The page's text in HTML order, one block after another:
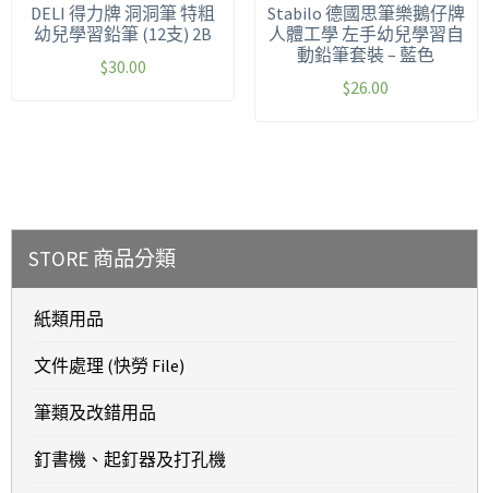
DELI 得力牌 洞洞筆 特粗
幼兒學習鉛筆 (12支) 2B
$30.00
Stabilo 德國思筆樂鵝仔牌
人體工學 左手幼兒學習自
動鉛筆套裝 – 藍色
$26.00
STORE 商品分類
紙類用品
文件處理 (快勞 File)
筆類及改錯用品
釘書機、起釘器及打孔機